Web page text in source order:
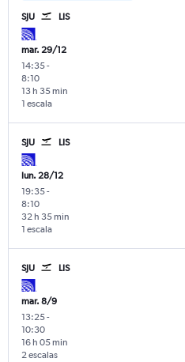
SJU LIS
mar. 29/12
14:35-
8:10
1 escala
13 h 35 min
SJU LIS
lun. 28/12
19:35-
8:10
1 escala
32 h 35 min
SJU LIS
mar. 8/9
13:25-
10:30
2 escalas
16 h 05 min